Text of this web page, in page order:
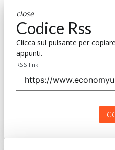
close
Codice Rss
Clicca sul pulsante per
appunti.
RSS link